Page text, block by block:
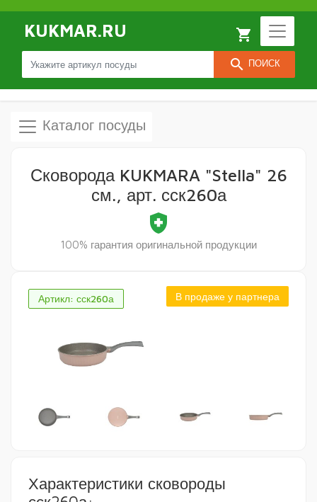
KUKMAR.RU
search ПОИСК
local_grocery_store
Каталог посуды
Артикл: сск260а В продаже у партнера
Сковорода KUKMARA "Stella" 26
см., арт. сск260а
health_and_safety
100% гарантия оригинальной продукции
Характеристики сковороды